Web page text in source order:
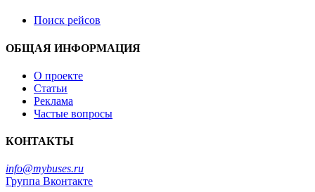
Поиск рейсов
ОБЩАЯ ИНФОРМАЦИЯ
О проекте
Статьи
Реклама
Частые вопросы
КОНТАКТЫ
info@mybuses.ru
Группа Вконтакте